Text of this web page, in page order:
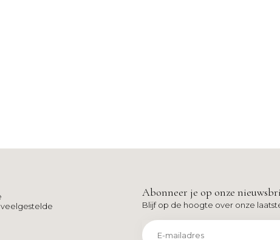
Abonneer je op onze
Blijf op de hoogte over onze